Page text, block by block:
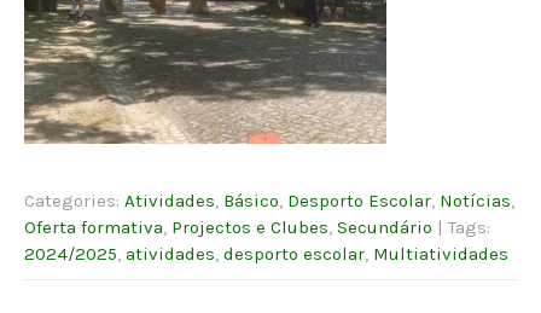
Categories: Atividades Básico Desporto Escolar Notícias
Oferta formativa Projectos e Clubes Secundário | Tags:
2024/2025 atividades desporto escolar Multiatividades